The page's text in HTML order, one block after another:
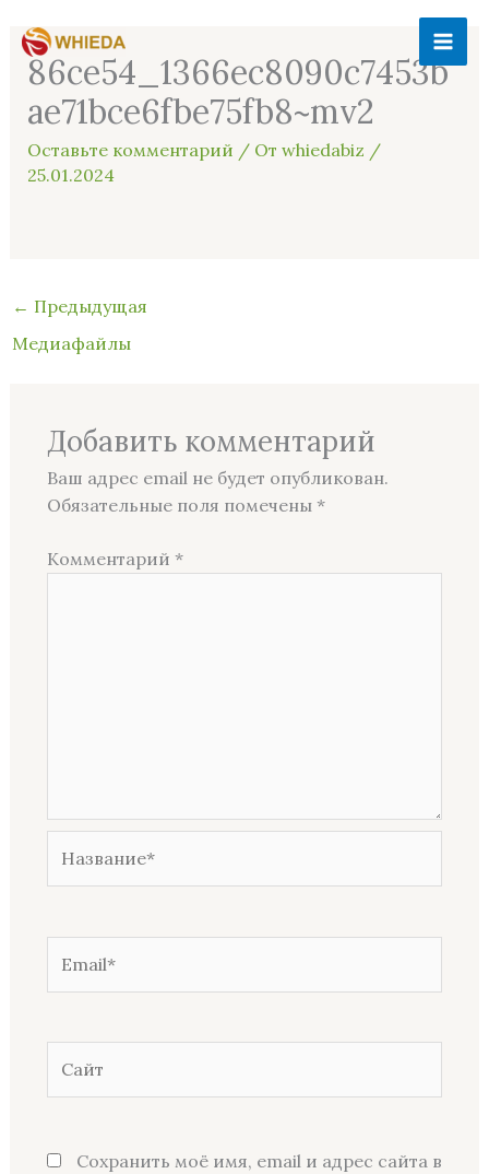
содержимому
86ce54_1366ec8090c7453b
ae71bce6fbe75fb8~mv2
Оставьте комментарий / От whiedabiz /
25.01.2024
← Предыдущая
Медиафайлы
Добавить комментарий
Ваш адрес email не будет опубликован.
Обязательные поля помечены *
Комментарий *
Сохранить моё имя, email и адрес сайта в